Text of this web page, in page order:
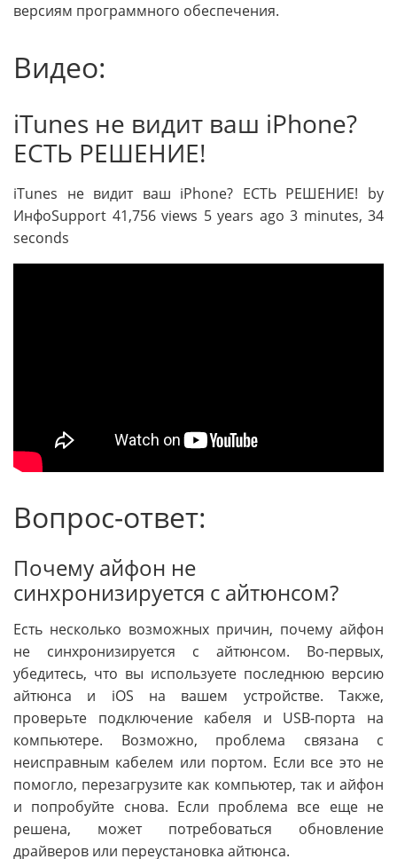
версиям программного обеспечения.
Видео:
iTunes не видит ваш iPhone?
ЕСТЬ РЕШЕНИЕ!
iTunes не видит ваш iPhone? ЕСТЬ РЕШЕНИЕ! by
ИнфоSupport 41,756 views 5 years ago 3 minutes, 34
seconds
Вопрос-ответ:
Почему айфон не
синхронизируется с айтюнсом?
Есть несколько возможных причин, почему айфон
не синхронизируется с айтюнсом. Во-первых,
убедитесь, что вы используете последнюю версию
айтюнса и iOS на вашем устройстве. Также,
проверьте подключение кабеля и USB-порта на
компьютере. Возможно, проблема связана с
неисправным кабелем или портом. Если все это не
помогло, перезагрузите как компьютер, так и айфон
и попробуйте снова. Если проблема все еще не
решена, может потребоваться обновление
драйверов или переустановка айтюнса.